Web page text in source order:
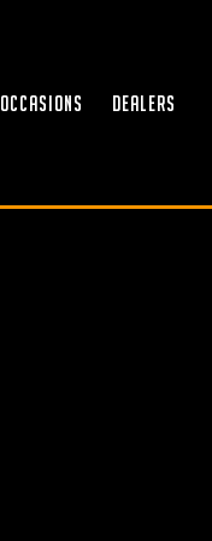
OCCASIONS DEALERS